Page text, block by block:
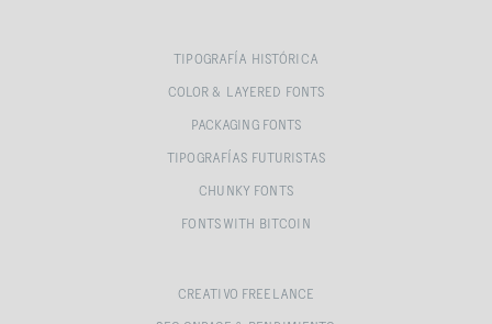
TIPOGRAFÍA HISTÓRICA
COLOR & LAYERED FONTS
PACKAGING FONTS
TIPOGRAFÍAS FUTURISTAS
CHUNKY FONTS
FONTS WITH BITCOIN
CREATIVO FREELANCE